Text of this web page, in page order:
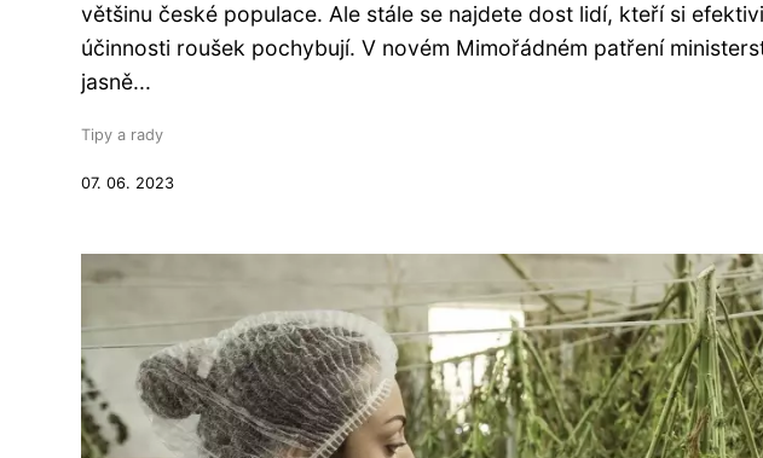
většinu české populace. Ale stále se najdete dost lidí, kteří si
účinnosti roušek pochybují. V novém Mimořádném patření
jasně...
Tipy a rady
07. 06. 2023